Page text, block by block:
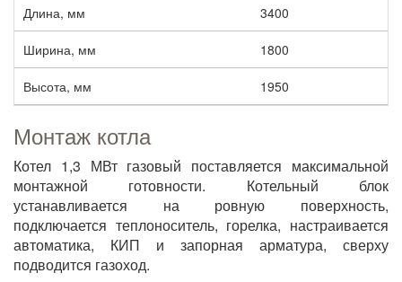
Длина, мм 3400
Ширина, мм 1800
Высота, мм 1950
Монтаж котла
Котел 1,3 МВт газовый поставляется максимальной
монтажной готовности. Котельный блок
устанавливается на ровную поверхность,
подключается теплоноситель, горелка, настраивается
автоматика, КИП и запорная арматура, сверху
подводится газоход.